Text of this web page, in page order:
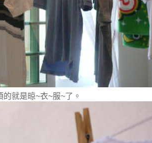
就是晾~衣~服~了。